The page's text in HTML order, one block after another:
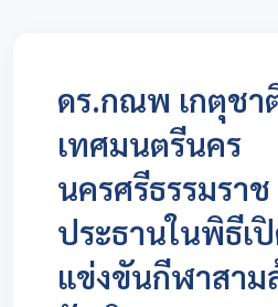
ดร.กณพ เกตุชา
เทศมนตรีนคร
นครศรีธรรมราช
ประธานในพิธีเ
แข่งขันกีฬาสา